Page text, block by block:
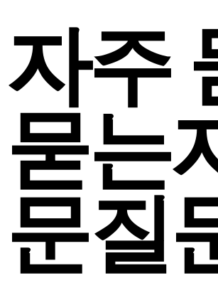
자주
묻는
문질